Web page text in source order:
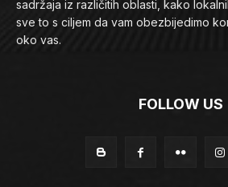
sadržaja iz različitih oblasti, kako
sve to s ciljem da vam obezbijedimo
oko vas.
FOLLOW US